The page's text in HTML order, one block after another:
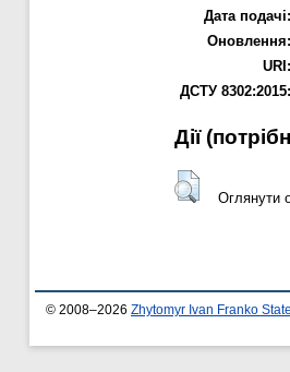
Дата подачі:
Оновлення:
URI:
ДСТУ 8302:2015:
Дії
Оглянути
© 2008–2026 Zhytomyr Ivan Franko